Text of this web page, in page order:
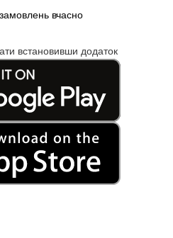
вчасно
встановивши додаток